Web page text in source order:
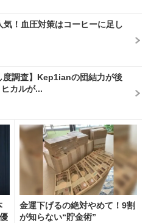
気！血圧対策はコーヒーに足し
度調査】Kep1ianの団結力が後
カルが...
金運下げるの絶対やめて！9割
が知らない“貯金術”